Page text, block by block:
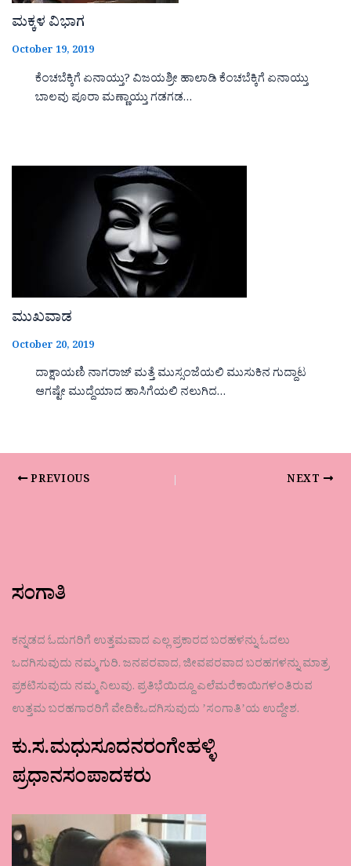
ಮಕ್ಕಳ ವಿಭಾಗ
October 19, 2019
ಕೆಂಚಬೆಕ್ಕಿಗೆ ಏನಾಯ್ತು? ವಿಜಯಶ್ರೀ ಹಾಲಾಡಿ ಕೆಂಚಬೆಕ್ಕಿಗೆ ಏನಾಯ್ತು
ಬಾಲವು ಪೂರಾ ಮಣ್ಣಾಯ್ತು ಗಡಗಡ…
ಮುಖವಾಡ
October 20, 2019
ದಾಕ್ಷಾಯಣಿ ನಾಗರಾಜ್ ಮತ್ತೆ ಮುಸ್ಸಂಜೆಯಲಿ ಮುಸುಕಿನ ಗುದ್ದಾಟ
ಆಗಷ್ಟೇ ಮುದ್ದೆಯಾದ ಹಾಸಿಗೆಯಲಿ ನಲುಗಿದ…
PREVIOUS NEXT
ಸಂಗಾತಿ
ಕನ್ನಡದ ಓದುಗರಿಗೆ ಉತ್ತಮವಾದ ಎಲ್ಲ ಪ್ರಕಾರದ ಬರಹಳನ್ನು ಓದಲು
ಒದಗಿಸುವುದು ನಮ್ಮ ಗುರಿ. ಜನಪರವಾದ, ಜೀವಪರವಾದ ಬರಹಗಳನ್ನು ಮಾತ್ರ
ಪ್ರಕಟಿಸುವುದು ನಮ್ಮ ನಿಲುವು. ಪ್ರತಿಭೆಯಿದ್ದೂ ಎಲೆಮರೆಕಾಯಿಗಳಂತಿರುವ
ಉತ್ತಮ ಬರಹಗಾರರಿಗೆ ವೇದಿಕೆಒದಗಿಸುವುದು ʼಸಂಗಾತಿʼಯ ಉದ್ದೇಶ.
ಕು.ಸ.ಮಧುಸೂದನರಂಗೇಹಳ್ಳಿ
ಪ್ರಧಾನಸಂಪಾದಕರು